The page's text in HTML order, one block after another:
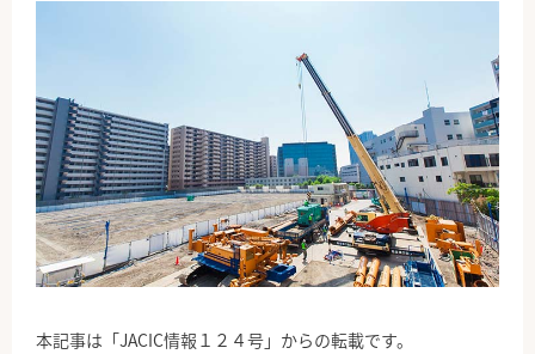
公式X
公式Facebook
本記事は「JACIC情報１２４号」からの転載です。